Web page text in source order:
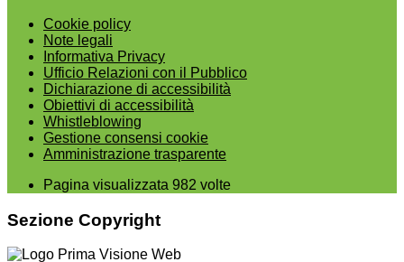
Cookie policy
Note legali
Informativa Privacy
Ufficio Relazioni con il Pubblico
Dichiarazione di accessibilità
Obiettivi di accessibilità
Whistleblowing
Gestione consensi cookie
Amministrazione trasparente
Pagina visualizzata 982 volte
Sezione Copyright